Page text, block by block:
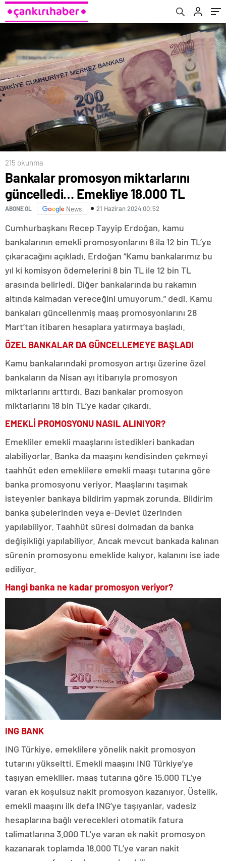
215 okunma
Bankalar promosyon miktarlarını
güncelledi… Emekliye 18.000 TL
ABONE OL News 21 Haziran 2024 00:52
Cumhurbaşkanı Recep Tayyip Erdoğan, kamu
bankalarının emekli promosyonlarını 8 ila 12 bin TL’ye
çıkaracağını açıkladı. Erdoğan “Kamu bankalarımız bu
yıl ki komisyon ödemelerini 8 bin TL ile 12 bin TL
arasında belirledi. Diğer bankalarında bu rakamın
altında kalmadan vereceğini umuyorum.” dedi. Kamu
bankaları güncellenmiş maaş promosyonlarını 28
Mart’tan itibaren hesaplara yatırmaya başladı.
ÖZEL BANKALAR DA GÜNCELLEMEYE BAŞLADI
Kamu bankalarındaki promosyon artışı üzerine özel
bankaların da Nisan ayı itibarıyla promosyon
miktarlarını arttırdı. Bazı bankalar promosyon
miktarlarını 18 bin TL’ye kadar çıkardı.
EMEKLİ PROMOSYONU NASIL ALINIYOR?
Emekliler emekli maaşlarını istedikleri bankadan
alabiliyorlar. Banka da maaşını kendisinden çekmeyi
taahhüt eden emeklilere emekli maaşı tutarına göre
banka promosyonu veriyor. Maaşlarını taşımak
isteyenler bankaya bildirim yapmak zorunda. Bildirim
banka şubelerinden veya e-Devlet üzerinden
yapılabiliyor. Taahhüt süresi dolmadan da banka
değişikliği yapılabiliyor. Ancak mevcut bankada kalınan
sürenin promosyonu emeklide kalıyor, kalanını ise iade
ediliyor.
Hangi banka ne kadar promosyon veriyor?
ING BANK
ING Türkiye, emeklilere yönelik nakit promosyon
tutarını yükseltti. Emekli maaşını ING Türkiye’ye
taşıyan emekliler, maaş tutarına göre 15.000 TL’ye
varan ek koşulsuz nakit promosyon kazanıyor. Üstelik,
emekli maaşını ilk defa ING’ye taşıyanlar, vadesiz
hesaplarına bağlı verecekleri otomatik fatura
talimatlarına 3.000 TL’ye varan ek nakit promosyon
kazanarak toplamda 18.000 TL’ye varan nakit